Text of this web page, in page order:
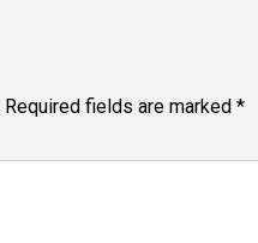
Required fields are marked *